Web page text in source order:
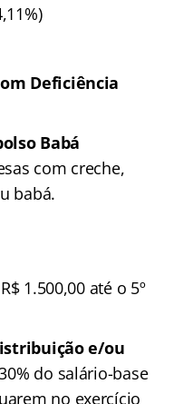
Deficiência
Babá
com creche,
babá.
1.500,00 até o 5º
e/ou
do salário-base
no exercício